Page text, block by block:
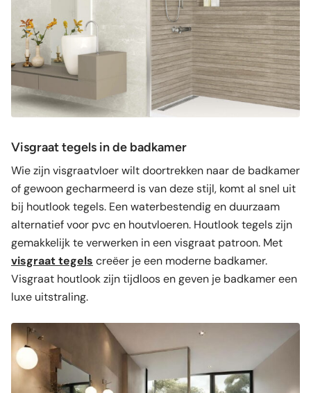
Visgraat tegels in de badkamer
Wie zijn visgraatvloer wilt doortrekken naar de badkamer
of gewoon gecharmeerd is van deze stijl, komt al snel uit
bij houtlook tegels. Een waterbestendig en duurzaam
alternatief voor pvc en houtvloeren. Houtlook tegels zijn
gemakkelijk te verwerken in een visgraat patroon. Met
visgraat tegels creëer je een moderne badkamer.
Visgraat houtlook zijn tijdloos en geven je badkamer een
luxe uitstraling.